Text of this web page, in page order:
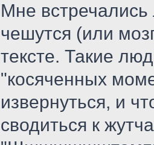
Мне встречались
чешутся (или
тексте. Такие
"косяченных
извернуться, и
сводиться к